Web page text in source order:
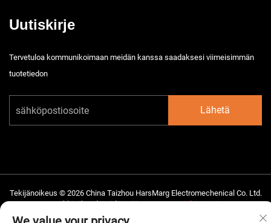
Uutiskirje
Tervetuloa kommunikoimaan meidän kanssa saadaksesi viimeisimmän
tuotetiedon
Lähetä
Tekijänoikeus © 2026 China Taizhou HarsMarg Electromechenical Co. Ltd.
Kaikki oikeudet pidätetään. - Tietosuojakäytäntö